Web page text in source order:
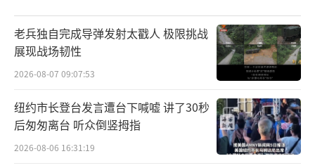
老兵独自完成导弹发射太戳人 极限挑战
展现战场韧性
2026-08-07 09:07:53
纽约市长登台发言遭台下喊嘘 讲了30秒
后匆匆离台 听众倒竖拇指
2026-08-06 16:31:19